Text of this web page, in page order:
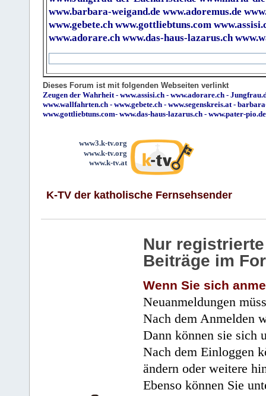
www.barbara-weigand.de www.adoremus.de
www.gebete.ch www.gottliebtuns.com
www.adorare.ch www.das-haus-lazarus.ch
Dieses Forum ist mit folgenden Webseiten verlinkt
Zeugen der Wahrheit- www.assisi.ch - www.adorare.ch -
www.wallfahrten.ch - www.gebete.ch - www.segenskreis.at-
www.gottliebtuns.com- www.das-haus-lazarus.ch - www.pater-pio.de
www3.k-tv.org
www.k-tv.org
www.k-tv.at
K-TV der katholische Fernsehsender
Nur
Beiträge im
Wenn Sie sich
Neuanmeldungen
Nach dem Anmelden
Dann können sie sich
Nach dem Einloggen
ändern oder weitere
Ebenso können Sie